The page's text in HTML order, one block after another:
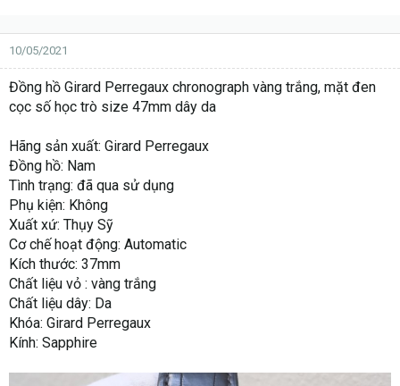
10/05/2021
Đồng hồ Girard Perregaux chronograph vàng trắng, mặt đen
cọc số học trò size 47mm dây da
Hãng sản xuất: Girard Perregaux
Đồng hồ: Nam
Tình trạng: đã qua sử dụng
Phụ kiện: Không
Xuất xứ: Thụy Sỹ
Cơ chế hoạt động: Automatic
Kích thước: 37mm
Chất liệu vỏ : vàng trắng
Chất liệu dây: Da
Khóa: Girard Perregaux
Kính: Sapphire